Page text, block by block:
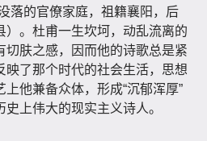
落的官僚家庭，祖籍襄阳，后
）。杜甫一生坎坷，动乱流离的
切肤之感，因而他的诗歌总是紧
映了那个时代的社会生活，思想
他兼备众体，形成“沉郁浑厚”
上伟大的现实主义诗人。